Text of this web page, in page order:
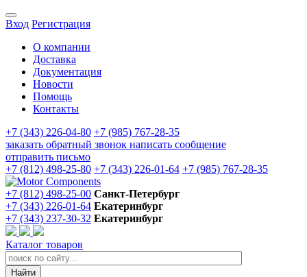
Вход Регистрация
О компании
Доставка
Документация
Новости
Помощь
Контакты
+7 (343) 226-04-80 +7 (985) 767-28-35
заказать обратный звонок написать сообщение
отправить письмо
+7 (812) 498-25-80 +7 (343) 226-01-64 +7 (985) 767-28-35
+7 (812) 498-25-00 Санкт-Петербург
+7 (343) 226-01-64 Екатеринбург
+7 (343) 237-30-32 Екатеринбург
Каталог товаров